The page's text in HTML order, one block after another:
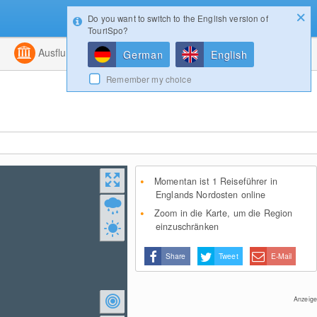
Kombiniert
Ausflugsziele Magazin
Momentan ist 1 Reiseführer in
Englands Nordosten online
Zoom in die Karte, um die Region
einzuschränken
Share Tweet E-Mail
Anzeige
Login
Do you want to switch to the English version of
TouriSpo?
German English
Remember my choice
Konfigurator Gewinnspiele